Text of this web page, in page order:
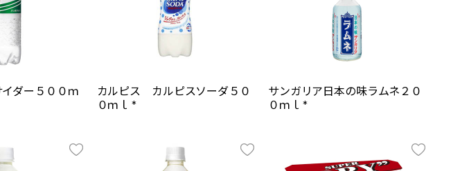
ダー５００ｍ
カルピス カルピスソーダ５０
０ｍｌ *
サンガリア日本の味ラムネ２０
０ｍｌ *